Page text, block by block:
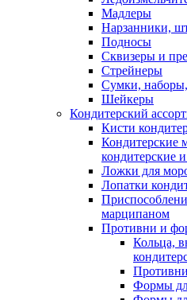
Мадлеры
Нарзанники,
Подносы
Сквизеры и
Стрейнеры
Сумки,
Шейкеры
Кондитерский
Кисти
Кондитерские
кондитерские
Ложки для
Лопатки
марципаном
Противни и
Кольца,
Противни
Формы